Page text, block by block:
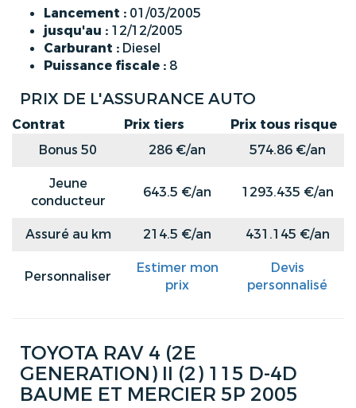
Lancement : 01/03/2005
jusqu'au : 12/12/2005
Carburant : Diesel
Puissance fiscale : 8
PRIX DE L'ASSURANCE AUTO
Contrat Prix tiers
Prix tous risque
Bonus 50
286 €/an
574.86 €/an
Jeune
conducteur
643.5 €/an 1293.435 €/an
Assuré au km 214.5 €/an 431.145 €/an
Personnaliser
Estimer mon
prix
Devis
personnalisé
TOYOTA RAV 4 (2E
GENERATION) II (2) 115 D-4D
BAUME ET MERCIER 5P 2005